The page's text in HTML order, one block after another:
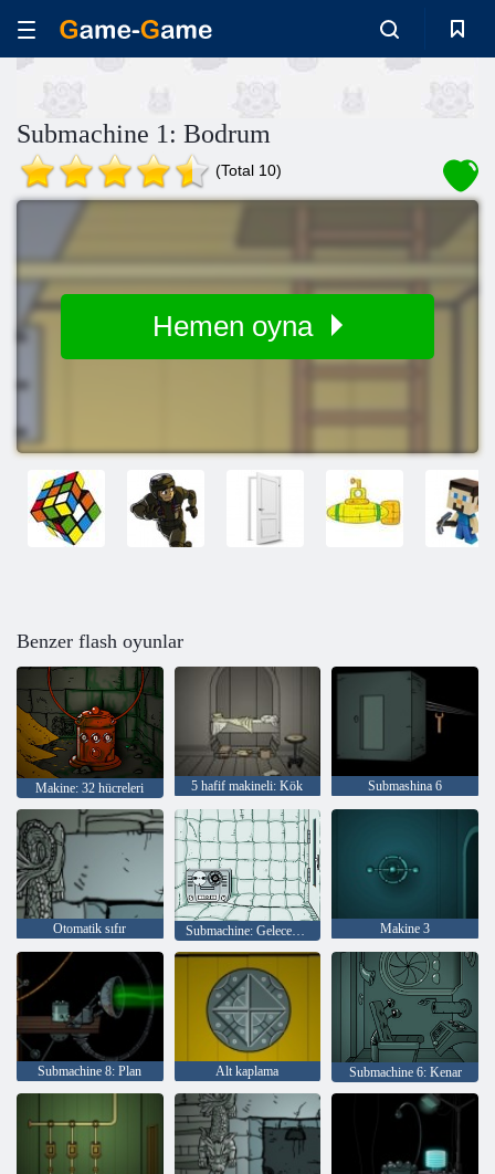
Submachine 1: Bodrum
(Total 10)
Hemen oyna
Benzer flash oyunlar
Makine: 32 hücreleri 5 hafif makineli: Kök Submashina 6
Otomatik sıfır Submachine: Gelecek döngü vakıf Makine 3
Submachine 8: Plan Alt kaplama Submachine 6: Kenar